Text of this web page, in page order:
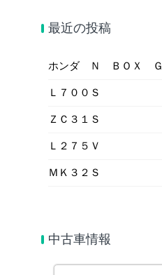
最近の投稿
ホンダ Ｎ ＢＯＸ Ｇ
Ｌ７００Ｓ
ＺＣ３１Ｓ
Ｌ２７５Ｖ
ＭＫ３２Ｓ
中古車情報